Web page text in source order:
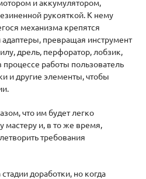
и аккумулятором,
рукояткой. К нему
механизма крепятся
превращая инструмент
дрель, перфоратор, лобзик,
работы пользователь
и другие элементы, чтобы
что им будет легко
мастеру и, в то же время,
требования
доработки, но когда